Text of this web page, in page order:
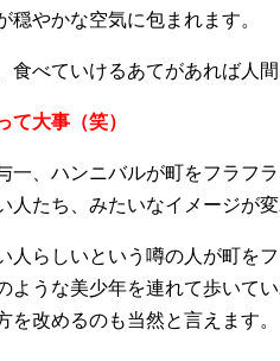
穏やかな空気に包まれます。
食べていけるあてがあれば人
て大事（笑）
一、ハンニバルが町をフラフ
人たち、みたいなイメージが
人らしいという噂の人が町を
ような美少年を連れて歩いて
を改めるのも当然と言えます。